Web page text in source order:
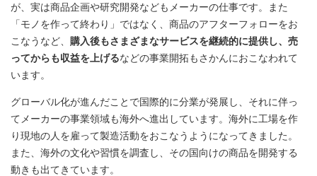
が、実は商品企画や研究開発などもメーカーの仕事です。また
「モノを作って終わり」ではなく、商品のアフターフォローをお
こなうなど、
購入後もさまざまなサービスを継続的に提供し、売
ってからも収益を上げるなどの事業開拓もさかんにおこなわれて
います。
グローバル化が進んだことで国際的に分業が発展し、それに伴っ
てメーカーの事業領域も海外へ進出しています。海外に工場を作
り現地の人を雇って製造活動をおこなうようになってきました。
また、海外の文化や習慣を調査し、その国向けの商品を開発する
動きも出てきています。